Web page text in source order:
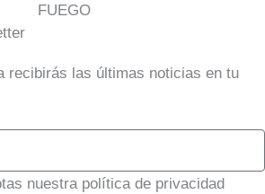
recibirás las últimas noticias en tu
nuestra política de privacidad